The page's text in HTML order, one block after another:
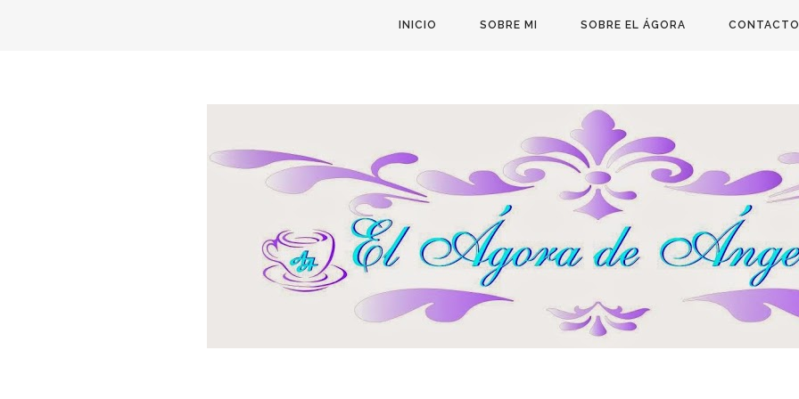
INICIO SOBRE MI SOBRE EL ÁGORA CONTACTO